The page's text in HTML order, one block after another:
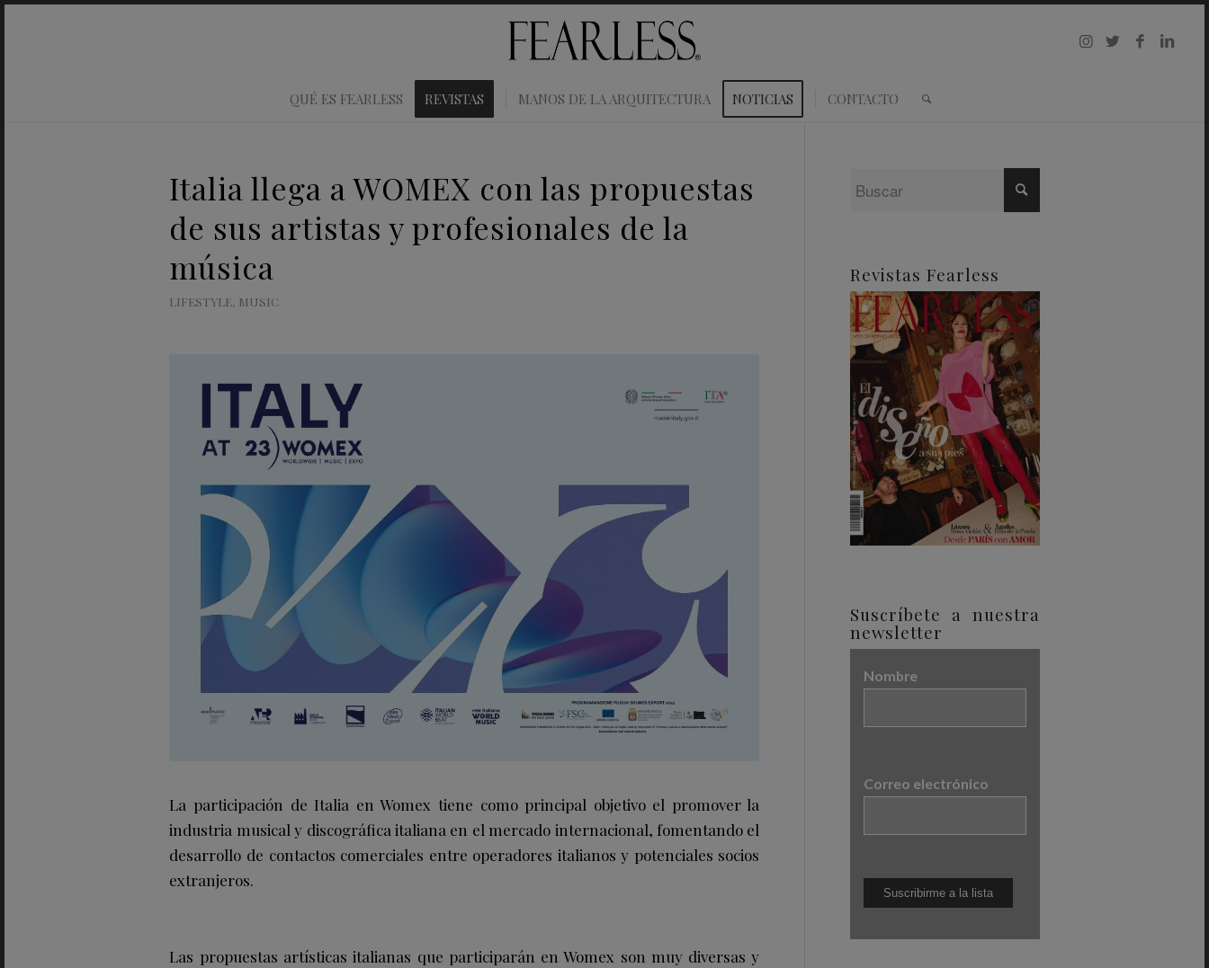
QUÉ ES FEARLESS REVISTAS MANOS DE LA ARQUITECTURA NOTICIAS CONTACTO
Italia llega a WOMEX con las propuestas
de sus artistas y profesionales de la
música
LIFESTYLE, MUSIC
La participación de Italia en Womex tiene como principal objetivo el promover la
industria musical y discográfica italiana en el mercado internacional, fomentando el
desarrollo de contactos comerciales entre operadores italianos y potenciales socios
extranjeros.
Las propuestas artísticas italianas que participarán en Womex son muy diversas y
Revistas Fearless
Suscríbete a nuestra
newsletter
Nombre
Correo electrónico